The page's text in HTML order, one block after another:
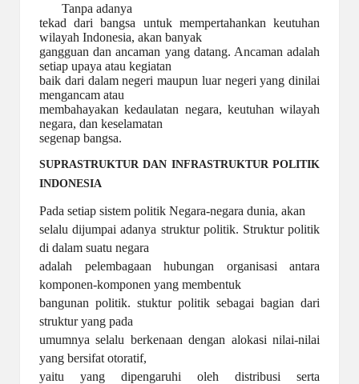
Tanpa adanya
tekad dari bangsa untuk mempertahankan keutuhan
wilayah Indonesia, akan banyak
gangguan dan ancaman yang datang. Ancaman adalah
setiap upaya atau kegiatan
baik dari dalam negeri maupun luar negeri yang dinilai
mengancam atau
membahayakan kedaulatan negara, keutuhan wilayah
negara, dan keselamatan
segenap bangsa.
SUPRASTRUKTUR DAN INFRASTRUKTUR POLITIK
INDONESIA
Pada setiap sistem politik Negara-negara dunia, akan
selalu dijumpai adanya struktur politik. Struktur politik
di dalam suatu negara
adalah pelembagaan hubungan organisasi antara
komponen-komponen yang membentuk
bangunan politik. stuktur politik sebagai bagian dari
struktur yang pada
umumnya selalu berkenaan dengan alokasi nilai-nilai
yang bersifat otoratif,
yaitu yang dipengaruhi oleh distribusi serta